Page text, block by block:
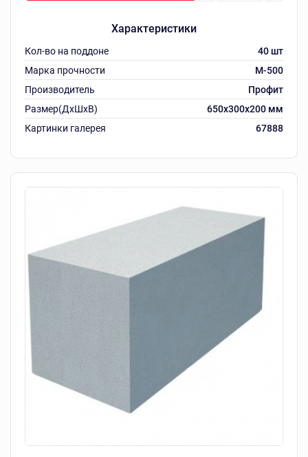
Характеристики
Кол-во на поддоне
40 шт
Марка прочности
М-500
Производитель
Профит
Размер(ДхШхВ)
650x300x200 мм
Картинки галерея
67888